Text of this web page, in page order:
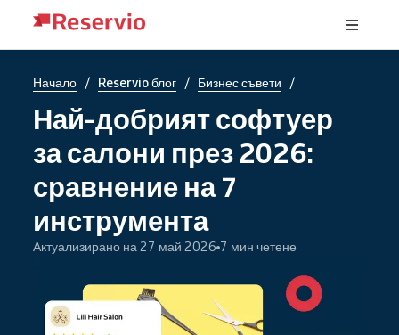
Начало / Reservio блог / Бизнес съвети /
Най-добрият софтуер
за салони през 2026:
сравнение на 7
инструмента
Актуализирано на 27 май 2026 7 мин четене